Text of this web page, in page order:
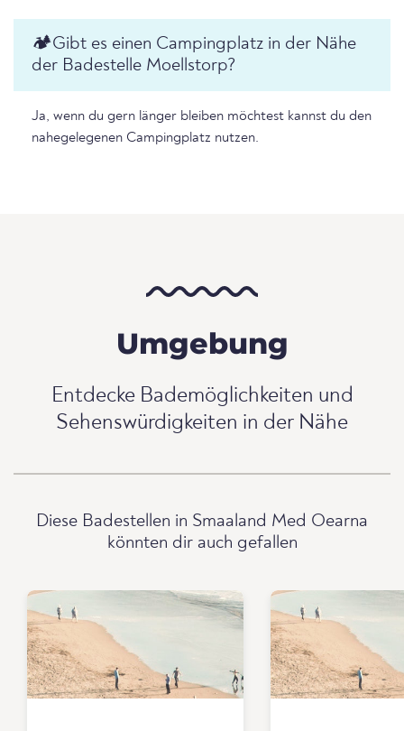
🏕️️Gibt es einen Campingplatz in der Nähe
der Badestelle Moellstorp?
Ja, wenn du gern länger bleiben möchtest kannst du den
nahegelegenen Campingplatz nutzen.
Umgebung
Entdecke Bademöglichkeiten und
Sehenswürdigkeiten in der Nähe
Diese Badestellen in Smaaland Med Oearna
könnten dir auch gefallen